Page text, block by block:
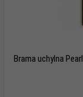
Brama uchylna